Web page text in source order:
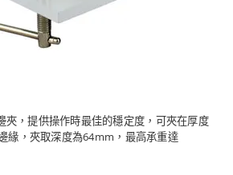
夾，提供操作時最佳的穩定度，可夾在厚度
緣，夾取深度為64mm，最高承重達